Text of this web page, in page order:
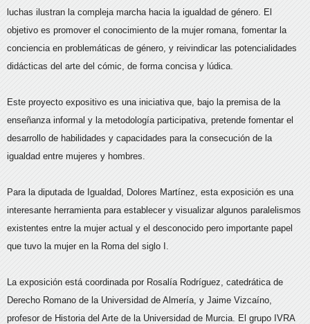
luchas ilustran la compleja marcha hacia la igualdad de género. El
objetivo es promover el conocimiento de la mujer romana, fomentar la
conciencia en problemáticas de género, y reivindicar las potencialidades
didácticas del arte del cómic, de forma concisa y lúdica.
Este proyecto expositivo es una iniciativa que, bajo la premisa de la
enseñanza informal y la metodología participativa, pretende fomentar el
desarrollo de habilidades y capacidades para la consecución de la
igualdad entre mujeres y hombres.
Para la diputada de Igualdad, Dolores Martínez, esta exposición es una
interesante herramienta para establecer y visualizar algunos paralelismos
existentes entre la mujer actual y el desconocido pero importante papel
que tuvo la mujer en la Roma del siglo I.
La exposición está coordinada por Rosalía Rodríguez, catedrática de
Derecho Romano de la Universidad de Almería, y Jaime Vizcaíno,
profesor de Historia del Arte de la Universidad de Murcia. El grupo IVRA